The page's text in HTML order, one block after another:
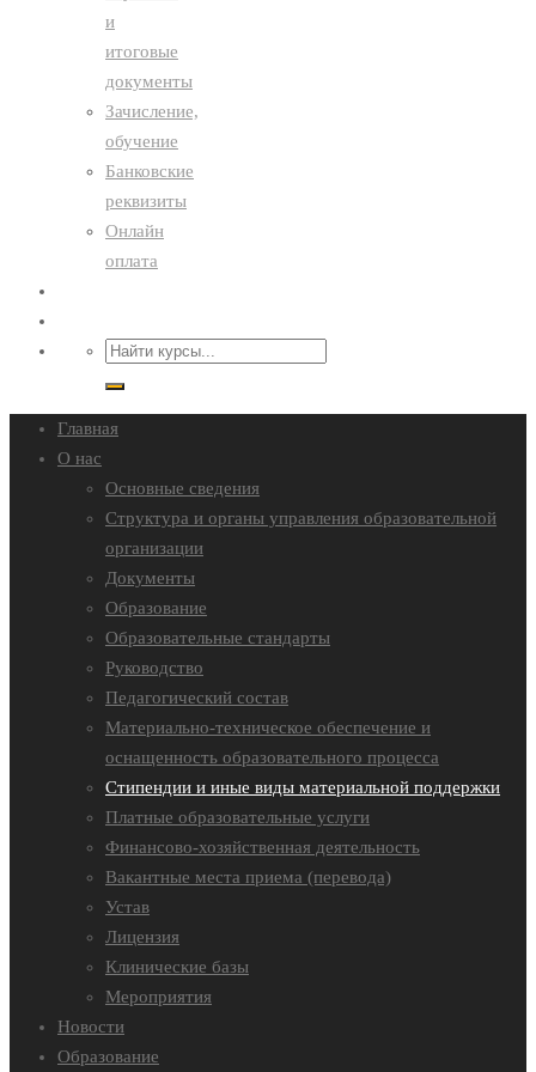
и
итоговые
документы
Зачисление,
обучение
Банковские
реквизиты
Онлайн
оплата
Главная
О нас
Основные сведения
Структура и органы управления образовательной
организации
Документы
Образование
Образовательные стандарты
Руководство
Педагогический состав
Материально-техническое обеспечение и
оснащенность образовательного процесса
Стипендии и иные виды материальной поддержки
Платные образовательные услуги
Финансово-хозяйственная деятельность
Вакантные места приема (перевода)
Устав
Лицензия
Клинические базы
Мероприятия
Новости
Образование